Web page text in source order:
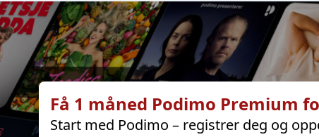
Få 1 måned Podimo Premium
Start med Podimo – registrer deg og